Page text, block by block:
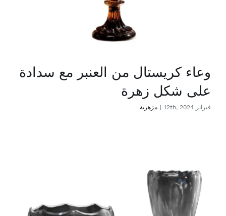
وعاء كريستال من العنبر مع سدادة
على شكل زهرة
فبراير 12th, 2024 | مزهرية